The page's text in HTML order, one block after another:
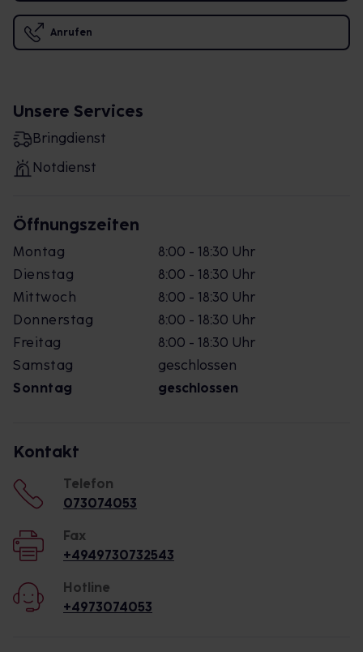
Anrufen
Unsere Services
Bringdienst
Notdienst
Öffnungszeiten
Montag
8:00 - 18:30 Uhr
Dienstag
8:00 - 18:30 Uhr
Mittwoch
8:00 - 18:30 Uhr
Donnerstag
8:00 - 18:30 Uhr
Freitag
8:00 - 18:30 Uhr
Samstag
geschlossen
Sonntag
geschlossen
Kontakt
Telefon
073074053
Fax
+4949730732543
Hotline
+4973074053